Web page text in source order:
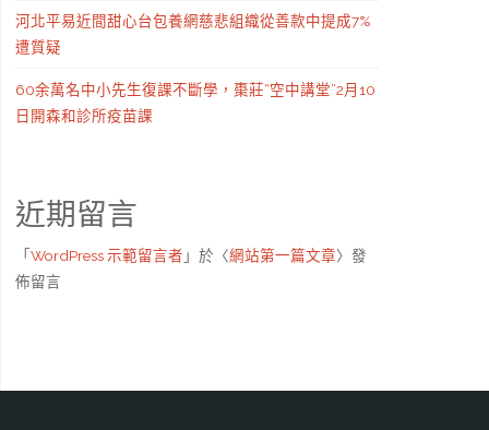
河北平易近間甜心台包養網慈悲組織從善款中提成7%
遭質疑
60余萬名中小先生復課不斷學，棗莊“空中講堂”2月10
日開森和診所疫苗課
近期留言
「WordPress 示範留言者 」於〈網站第一篇文章〉發
佈留言